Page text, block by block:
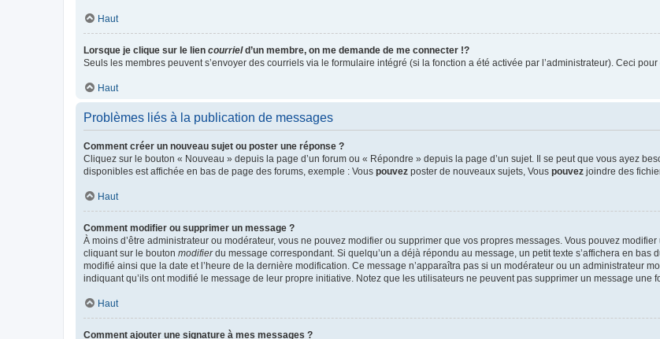
Haut
Lorsque je clique sur le lien courrield’un membre, on me demande de me connecter !?
Seuls les membres peuvent s’envoyer des courriels via le formulaire intégré (si la fonction a été activée par l’administrateur). Ceci
Haut
Problèmes liés à la publication de messages
Comment créer un nouveau sujet ou poster une réponse ?
Cliquez sur le bouton « Nouveau » depuis la page d’un forum ou « Répondre » depuis la page d’un sujet. Il se peut que vous ayez
disponibles est affichée en bas de page des forums, exemple : Vous pouvez poster de nouveaux sujets, Vous pouvez joindre des
Haut
Comment modifier ou supprimer un message ?
À moins d’être administrateur ou modérateur, vous ne pouvez modifier ou supprimer que vos propres messages. Vous pouvez
cliquant sur le bouton modifierdu message correspondant. Si quelqu’un a déjà répondu au message, un petit texte s’affichera en bas
modifié ainsi que la date et l’heure de la dernière modification. Ce message n’apparaîtra pas si un modérateur ou un administrateur
indiquant qu’ils ont modifié le message de leur propre initiative. Notez que les utilisateurs ne peuvent pas supprimer un message une
Haut
Comment ajouter une signature à mes messages ?